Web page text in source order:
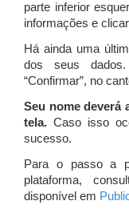
parte inferior
informações e
Há ainda uma
dos seus
“Confirmar”, no
Seu nome deverá
tela. Caso isso
sucesso.
Para o passo a
plataforma,
disponível em